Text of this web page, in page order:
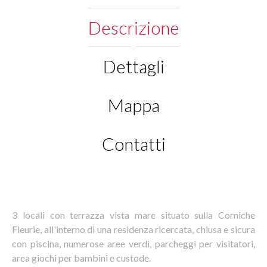
Descrizione
Dettagli
Mappa
Contatti
3 locali con terrazza vista mare situato sulla Corniche
Fleurie, all'interno di una residenza ricercata, chiusa e sicura
con piscina, numerose aree verdi, parcheggi per visitatori,
area giochi per bambini e custode.